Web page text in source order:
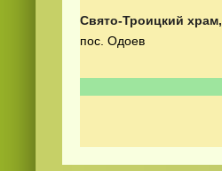
Свято-Троицкий храм,
пос. Одоев
Смотреть видеоhdонлайн